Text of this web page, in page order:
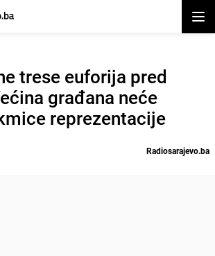
trese euforija pred
građana neće
reprezentacije
Radiosarajevo.ba